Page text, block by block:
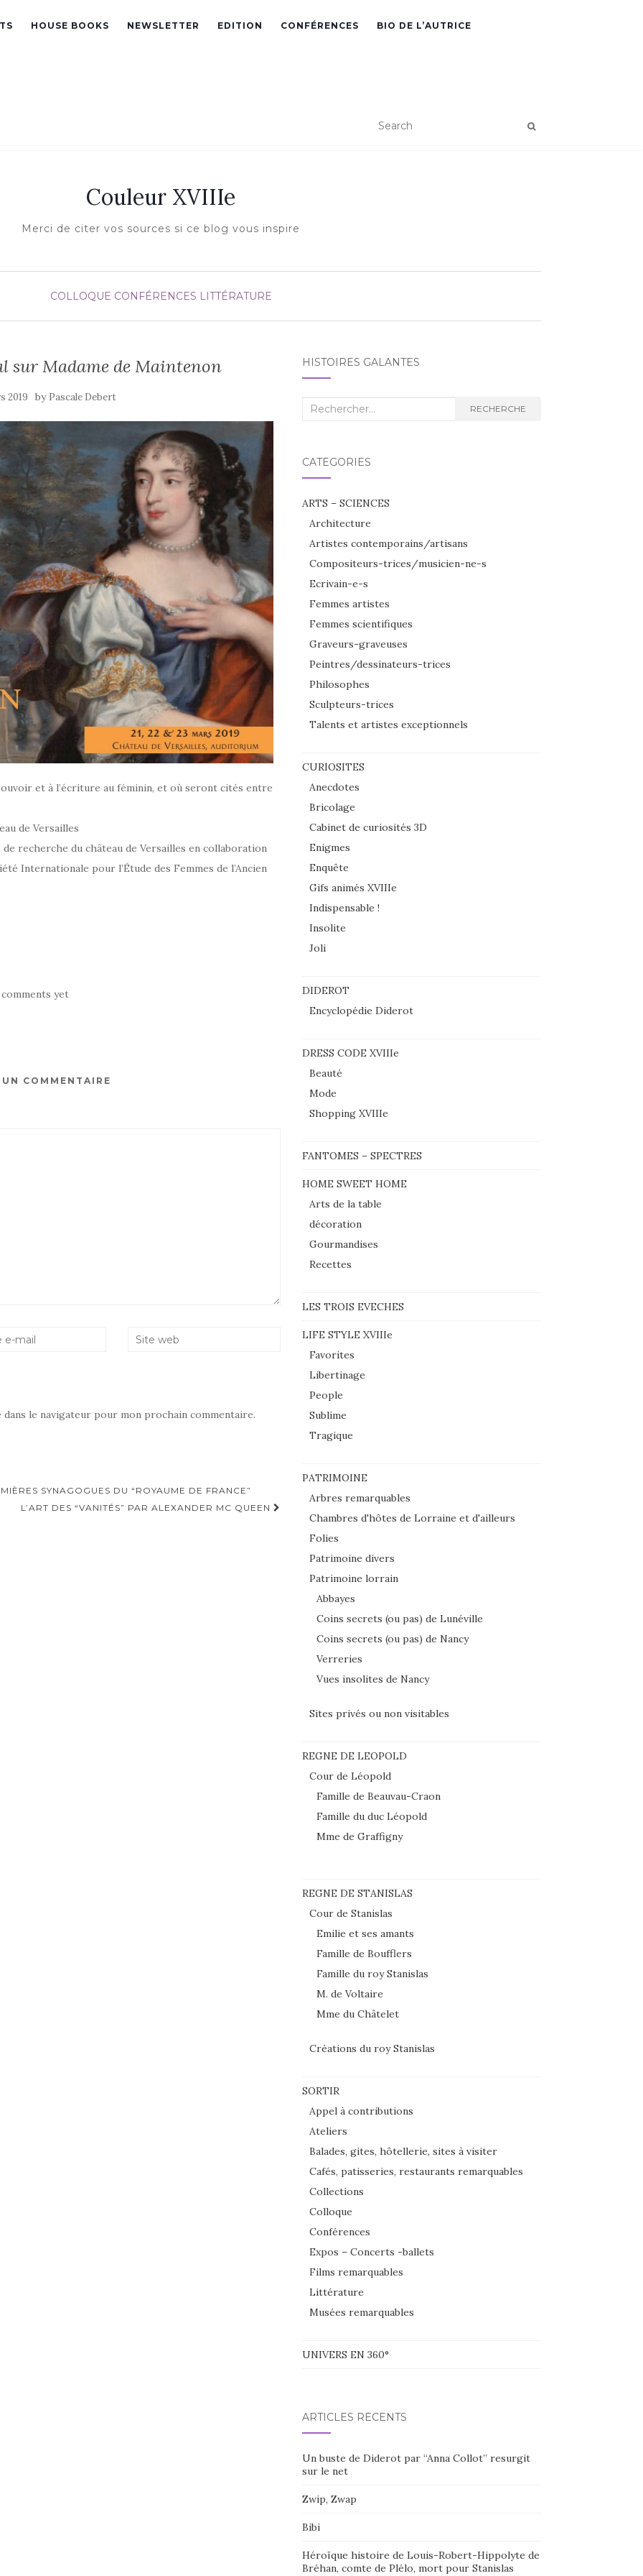
HOUSE BOOKS NEWSLETTER EDITION CONFÉRENCES BIO DE L’AUTRICE
Couleur XVIIIe
Merci de citer vos sources si ce blog vous inspire
COLLOQUE CONFÉRENCES LITTÉRATURE
sur Madame de Maintenon
2019 by Pascale Debert
et à l’écriture au féminin, et où seront cités entre
de Versailles
recherche du château de Versailles en collaboration
Internationale pour l’Étude des Femmes de l’Ancien
yet
UN COMMENTAIRE
le navigateur pour mon prochain commentaire.
SYNAGOGUES DU “ROYAUME DE FRANCE”
L’ART DES “VANITÉS” PAR ALEXANDER MC QUEEN
HISTOIRES GALANTES
Recherche
RECHERCHE
CATÉGORIES
ARTS – SCIENCES
Architecture
Artistes contemporains/artisans
Compositeurs-trices/musicien-ne-s
Ecrivain-e-s
Femmes artistes
Femmes scientifiques
Graveurs-graveuses
Peintres/dessinateurs-trices
Philosophes
Sculpteurs-trices
Talents et artistes exceptionnels
CURIOSITES
Anecdotes
Bricolage
Cabinet de curiosités 3D
Enigmes
Enquête
Gifs animés XVIIIe
Indispensable !
Insolite
Joli
DIDEROT
Encyclopédie Diderot
DRESS CODE XVIIIe
Beauté
Mode
Shopping XVIIIe
FANTOMES – SPECTRES
HOME SWEET HOME
Arts de la table
décoration
Gourmandises
Recettes
LES TROIS EVECHES
LIFE STYLE XVIIIe
Favorites
Libertinage
People
Sublime
Tragique
PATRIMOINE
Arbres remarquables
Chambres d'hôtes de Lorraine et d'ailleurs
Folies
Patrimoine divers
Patrimoine lorrain
Abbayes
Coins secrets (ou pas) de Lunéville
Coins secrets (ou pas) de Nancy
Verreries
Vues insolites de Nancy
Sites privés ou non visitables
REGNE DE LEOPOLD
Cour de Léopold
Famille de Beauvau-Craon
Famille du duc Léopold
Mme de Graffigny
REGNE DE STANISLAS
Cour de Stanislas
Emilie et ses amants
Famille de Boufflers
Famille du roy Stanislas
M. de Voltaire
Mme du Châtelet
Créations du roy Stanislas
SORTIR
Appel à contributions
Ateliers
Balades, gites, hôtellerie, sites à visiter
Cafés, patisseries, restaurants remarquables
Collections
Colloque
Conférences
Expos – Concerts -ballets
Films remarquables
Littérature
Musées remarquables
UNIVERS EN 360°
ARTICLES RÉCENTS
Un buste de Diderot par “Anna Collot” resurgit
sur le net
Zwip, Zwap
Bibi
Héroïque histoire de Louis-Robert-Hippolyte de
Bréhan, comte de Plélo, mort pour Stanislas